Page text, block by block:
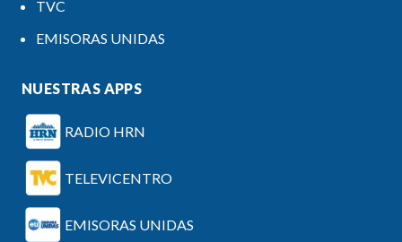
TVC
EMISORAS UNIDAS
NUESTRAS APPS
RADIO HRN
TELEVICENTRO
EMISORAS UNIDAS